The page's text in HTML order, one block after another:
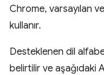
Chrome, varsayılan
kullanır.
Desteklenen dil
belirtilir ve aşağıdaki